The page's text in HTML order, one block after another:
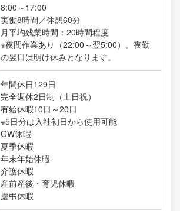
8:00～17:00
実働8時間／休憩60分
月平均残業時間：20時間程度
※夜間作業あり（22:00～翌5:00）。夜勤
の翌日は明け休みとなります。
年間休日129日
完全週休2日制（土日祝）
有給休暇10日～20日
※5日分は入社初日から使用可能
GW休暇
夏季休暇
年末年始休暇
介護休暇
産前産後・育児休暇
慶弔休暇